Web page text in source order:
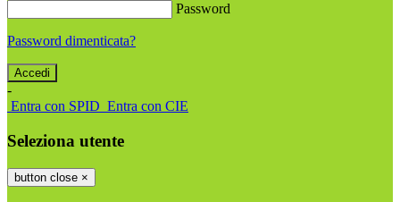
Password
Password dimenticata?
-
Entra con SPID Entra con CIE
Seleziona utente
button close ×